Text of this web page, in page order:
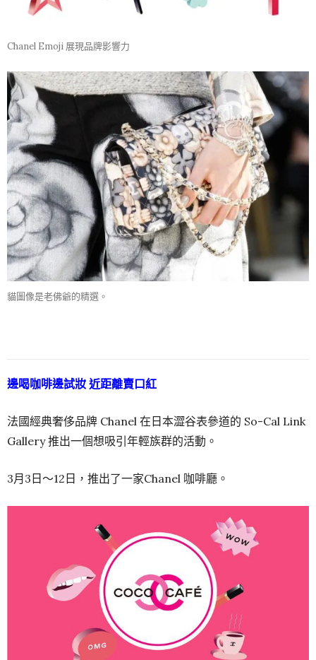
Chanel Emoji 展現品牌影響力
貓圖像是老佛爺的精選。
邊喝咖啡邊試妝 近距離賣口紅
法國經典奢侈品牌 Chanel 在日本澀谷表參道的 So-Cal Link
Gallery 推出一個想吸引年輕族群的活動。
3月3日～12日，推出了一家Chanel 咖啡廳。